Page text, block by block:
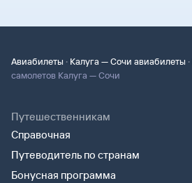
Авиабилеты · Калуга — Сочи авиабилеты ·
самолетов Калуга — Сочи
Путешественникам
Справочная
Путеводитель по странам
Бонусная программа